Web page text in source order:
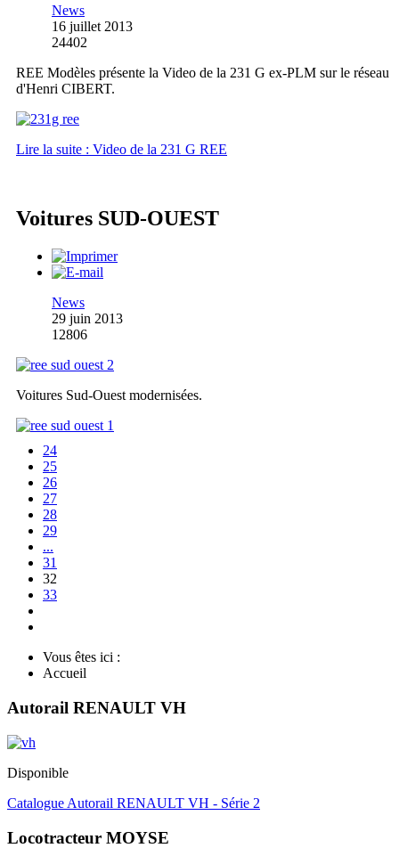
News
16 juillet 2013
24402
REE Modèles présente la Video de la 231 G ex-PLM sur le réseau
d'Henri CIBERT.
Lire la suite : Video de la 231 G REE
Voitures SUD-OUEST
News
29 juin 2013
12806
Voitures Sud-Ouest modernisées.
24
25
26
27
28
29
...
31
32
33
Vous êtes ici :
Accueil
Autorail RENAULT VH
Disponible
Catalogue Autorail RENAULT VH - Série 2
Locotracteur MOYSE